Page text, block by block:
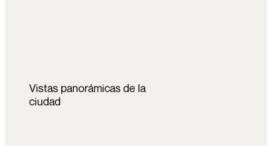
Vistas panorámicas de la
ciudad